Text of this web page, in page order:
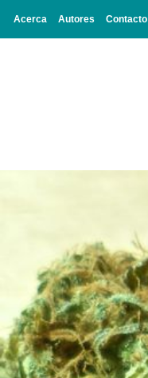
Acerca Autores Contacto